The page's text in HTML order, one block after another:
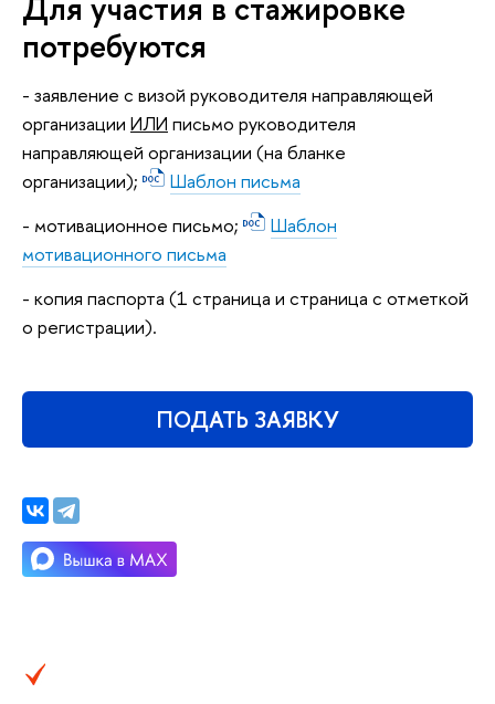
потребуются
- заявление с визой руководителя направляющей
организации ИЛИ письмо руководителя
направляющей организации (на бланке
организации);
Шаблон письма
- мотивационное письмо;
Шаблон
мотивационного письма
- копия паспорта (1 страница и страница с отметкой
о регистрации).
ПОДАТЬ ЗАЯВКУ